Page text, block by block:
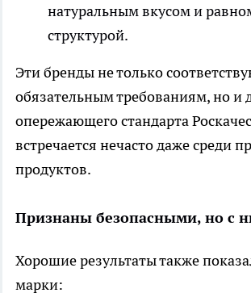
натуральным вкусом и
структурой.
Эти бренды не только
обязательным требованиям, но и
опережающего стандарта
встречается нечасто даже среди
продуктов.
Признаны безопасными, но с
Хорошие результаты также
марки: